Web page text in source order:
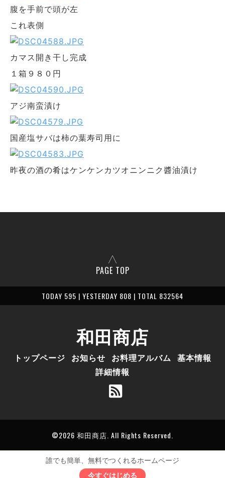
腹を手前で頭が左
これ表側
カマス開き干し完成
１箱９８０円
アジ南蛮漬け
国産塩サバは柿の葉寿司用に
昨夜の酒の肴はケンケンカツオニンニク醬油漬け
PAGE TOP
TODAY 595 | YESTERDAY 808 | TOTAL 832564
和田商店
トップページ お知らせ お料理アルバム 基本情報
詳細情報
©2026 和田商店 . All Rights Reserved.
誰でも簡単、無料でつくれるホームページ
今すぐはじめる